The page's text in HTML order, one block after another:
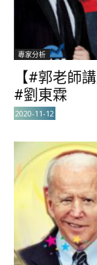
專家分析
【#郭老師
#劉東霖
2020-11-12